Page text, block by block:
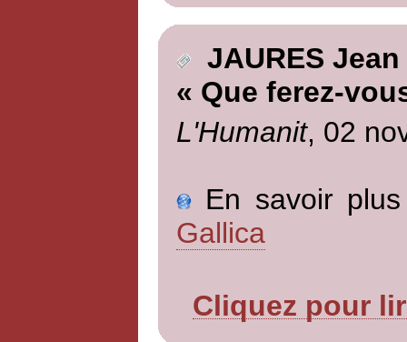
JAURES Jean
« Que ferez-
L'Humanit, 02
En savoir
Gallica
Cliquez pour